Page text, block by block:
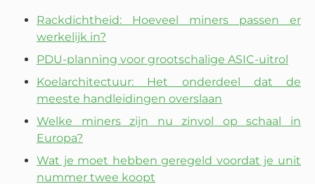
Rackdichtheid: Hoeveel miners passen er
werkelijk in?
PDU-planning voor grootschalige ASIC-uitrol
Koelarchitectuur: Het onderdeel dat de
meeste handleidingen overslaan
Welke miners zijn nu zinvol op schaal in
Europa?
Wat je moet hebben geregeld voordat je unit
nummer twee koopt